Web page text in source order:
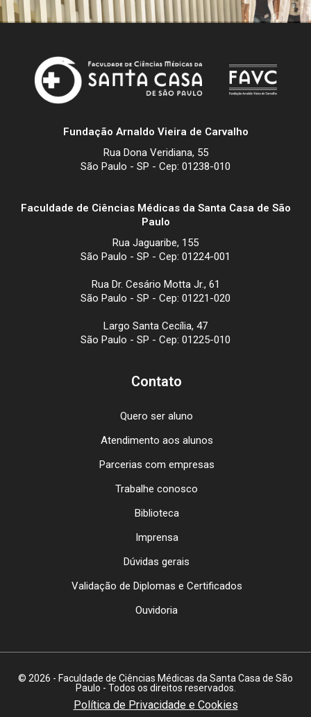
Fundação Arnaldo Vieira de Carvalho
Rua Dona Veridiana, 55
São Paulo - SP - Cep: 01238-010
Faculdade de Ciências Médicas da Santa Casa de São
Paulo
Rua Jaguaribe, 155
São Paulo - SP - Cep: 01224-001
Rua Dr. Cesário Motta Jr., 61
São Paulo - SP - Cep: 01221-020
Largo Santa Cecília, 47
São Paulo - SP - Cep: 01225-010
Contato
Quero ser aluno
Atendimento aos alunos
Parcerias com empresas
Trabalhe conosco
Biblioteca
Imprensa
Dúvidas gerais
Validação de Diplomas e Certificados
Ouvidoria
© 2026 - Faculdade de Ciências Médicas da Santa Casa de São
Paulo - Todos os direitos reservados.
Política de Privacidade e Cookies